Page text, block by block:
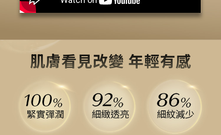
肌膚看見改變 年輕有感
緊實彈潤 細緻透亮 細紋減少